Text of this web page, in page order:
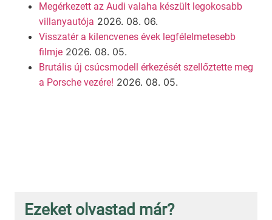
Megérkezett az Audi valaha készült legokosabb
villanyautója 2026. 08. 06.
Visszatér a kilencvenes évek legfélelmetesebb
filmje 2026. 08. 05.
Brutális új csúcsmodell érkezését szellőztette meg
a Porsche vezére! 2026. 08. 05.
Ezeket olvastad már?